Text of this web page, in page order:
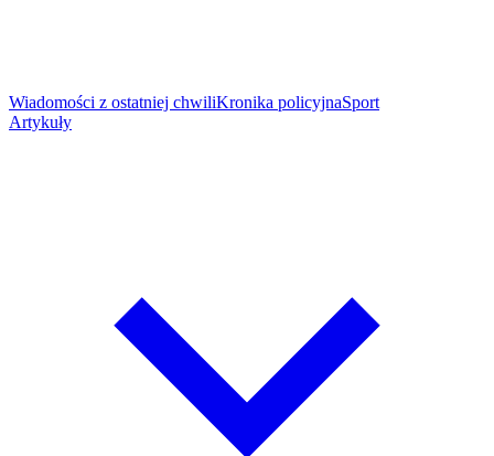
Wiadomości z ostatniej chwiliKronika policyjnaSport
Artykuły